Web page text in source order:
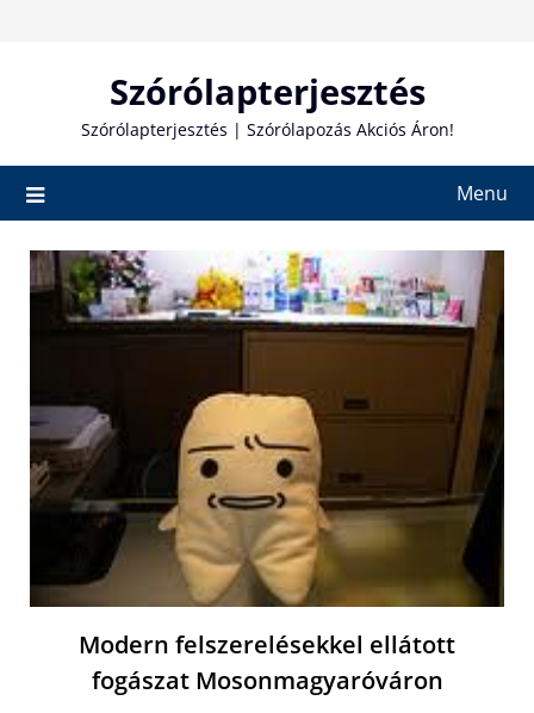
Szórólapterjesztés
Szórólapterjesztés | Szórólapozás Akciós Áron!
Menu
Modern felszerelésekkel ellátott
fogászat Mosonmagyaróváron